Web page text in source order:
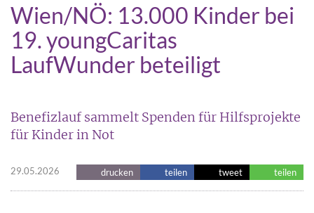
Wien/NÖ: 13.000 Kinder bei
19. youngCaritas
LaufWunder beteiligt
Benefizlauf sammelt Spenden für Hilfsprojekte
für Kinder in Not
29.05.2026 drucken teilen tweet teilen